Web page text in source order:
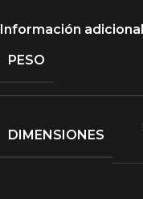
Información adicional
PESO
DIMENSIONES